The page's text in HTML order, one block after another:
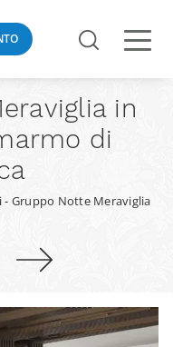
in
di
- Gruppo Notte Meraviglia